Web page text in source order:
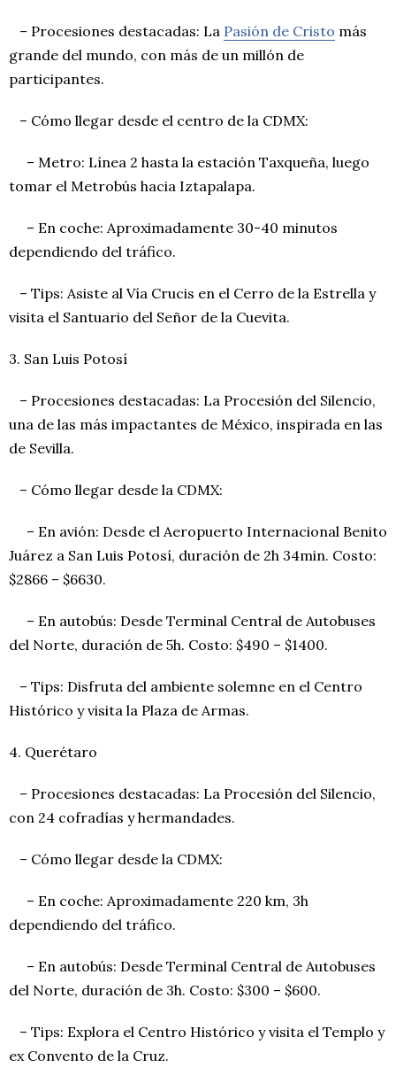
– Procesiones destacadas: La Pasión de Cristo más
grande del mundo, con más de un millón de
participantes.
– Cómo llegar desde el centro de la CDMX:
– Metro: Línea 2 hasta la estación Taxqueña, luego
tomar el Metrobús hacia Iztapalapa.
– En coche: Aproximadamente 30-40 minutos
dependiendo del tráfico.
– Tips: Asiste al Vía Crucis en el Cerro de la Estrella y
visita el Santuario del Señor de la Cuevita.
3. San Luis Potosí
– Procesiones destacadas: La Procesión del Silencio,
una de las más impactantes de México, inspirada en las
de Sevilla.
– Cómo llegar desde la CDMX:
– En avión: Desde el Aeropuerto Internacional Benito
Juárez a San Luis Potosí, duración de 2h 34min. Costo:
$2866 – $6630.
– En autobús: Desde Terminal Central de Autobuses
del Norte, duración de 5h. Costo: $490 – $1400.
– Tips: Disfruta del ambiente solemne en el Centro
Histórico y visita la Plaza de Armas.
4. Querétaro
– Procesiones destacadas: La Procesión del Silencio,
con 24 cofradías y hermandades.
– Cómo llegar desde la CDMX:
– En coche: Aproximadamente 220 km, 3h
dependiendo del tráfico.
– En autobús: Desde Terminal Central de Autobuses
del Norte, duración de 3h. Costo: $300 – $600.
– Tips: Explora el Centro Histórico y visita el Templo y
ex Convento de la Cruz.